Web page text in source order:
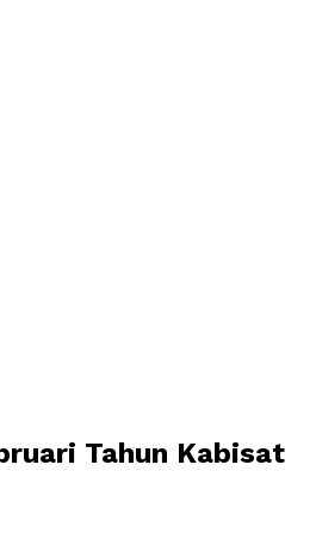
Tahun Kabisat